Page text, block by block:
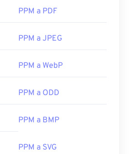
PPM a PDF
PPM a JPEG
PPM a WebP
PPM a ODD
PPM a BMP
PPM a SVG